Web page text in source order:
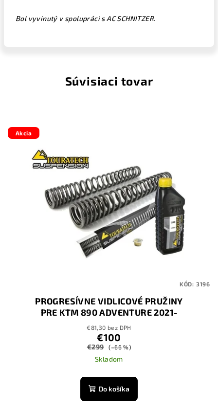
Bol vyvinutý v spolupráci s AC SCHNITZER.
Súvisiaci tovar
Akcia
PROGRESÍVNE VIDLICOVÉ PRUŽINY
PRE KTM 890 ADVENTURE 2021-
2023
€81,30 bez DPH
€100
€299 (–66 %)
Skladom
Do košíka
KÓD: 3196